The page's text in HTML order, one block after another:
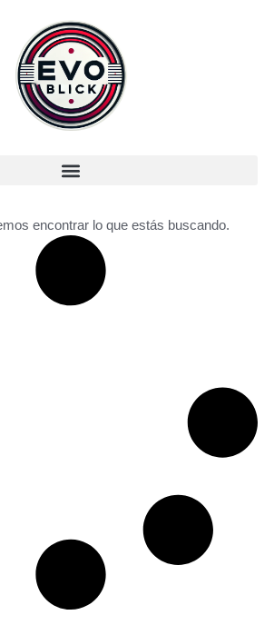
encontrar lo que estás buscando.